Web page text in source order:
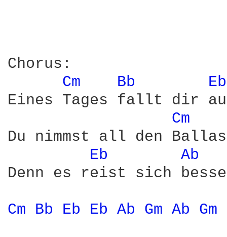
Chorus:
Cm
Bb
Eines Tages fallt dir
Cm
Du nimmst all den
Eb
Ab
Denn es reist sich
Cm Bb Eb Eb Ab Gm Ab Gm